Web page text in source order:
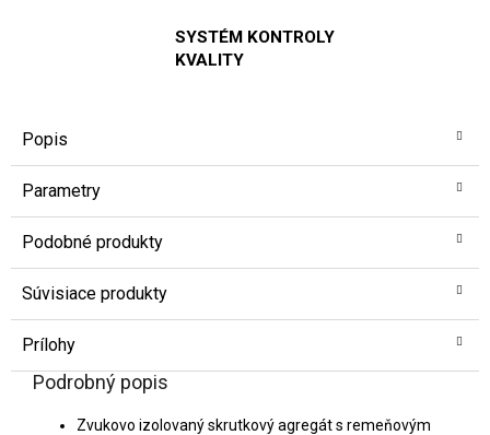
SYSTÉM KONTROLY
KVALITY
Popis
Parametry
Podobné produkty
Súvisiace produkty
Prílohy
Podrobný popis
Zvukovo izolovaný skrutkový agregát s remeňovým